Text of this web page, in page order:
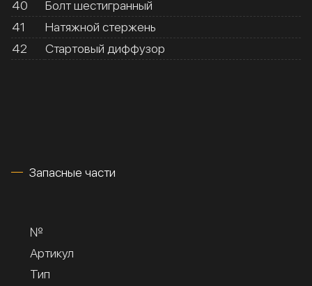
40
Болт шестигранный
41
Натяжной стержень
42
Стартовый диффузор
Запасные части
№
Артикул
Тип